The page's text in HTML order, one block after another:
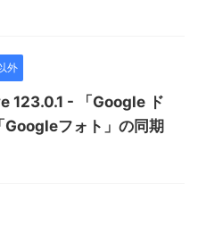
外
123.0.1 - 「Google ド
Googleフォト」の同期